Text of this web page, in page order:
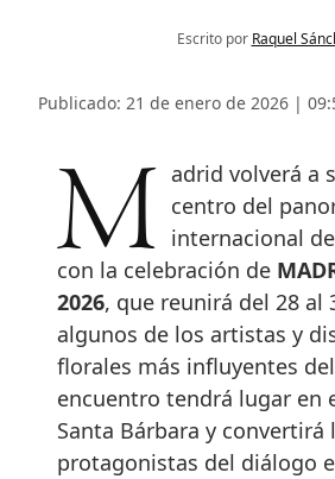
Escrito por Raquel
Publicado: 21 de enero de 2026 |
Madrid volverá a situarse en el
centro del
internacional
con la celebración de
2026, que reunirá del 28 al
algunos de los artistas y
florales más influyentes del
encuentro tendrá lugar en
Santa Bárbara y convertirá
protagonistas del diálogo